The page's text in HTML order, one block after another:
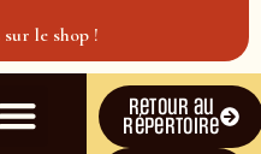
le shop !
Retour au
répertoire